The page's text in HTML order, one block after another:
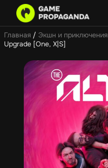
Главная / Экшн и приключения
Upgrade [One, X|S]